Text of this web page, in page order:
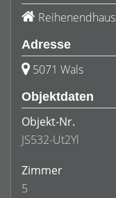
Reihenendhaus
Adresse
5071 Wals
Objektdaten
Objekt-Nr.
JS532-Ut2Yl
Zimmer
5